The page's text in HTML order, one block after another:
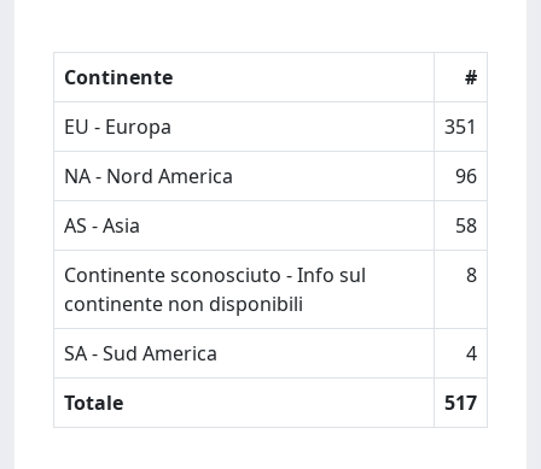
Continente
#
EU - Europa
351
NA - Nord America
96
AS - Asia
58
Continente sconosciuto - Info sul
continente non disponibili
8
SA - Sud America
4
Totale
517